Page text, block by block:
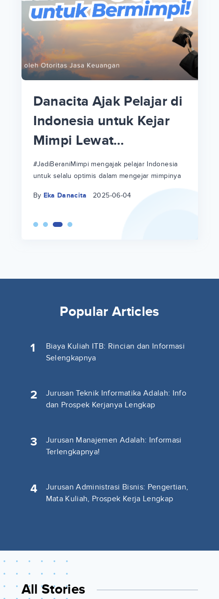
Danacita Ajak Pelajar di
Indonesia untuk Kejar
Mimpi Lewat
#JadiBeraniMimpi
#JadiBeraniMimpi mengajak pelajar Indonesia
untuk selalu optimis dalam mengejar mimpinya
By Eka Danacita 2025-06-04
Popular Articles
1
Biaya Kuliah ITB: Rincian dan Informasi
Selengkapnya
2
Jurusan Teknik Informatika Adalah: Info
dan Prospek Kerjanya Lengkap
3
Jurusan Manajemen Adalah: Informasi
Terlengkapnya!
4
Jurusan Administrasi Bisnis: Pengertian,
Mata Kuliah, Prospek Kerja Lengkap
All Stories